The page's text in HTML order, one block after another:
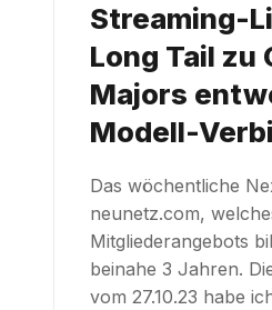
Streaming-
Long Tail zu
Majors
Modell-
Das wöchentliche
neunetz.com,
Mitgliederangebots
beinahe 3 Jahren.
vom 27.10.23 habe